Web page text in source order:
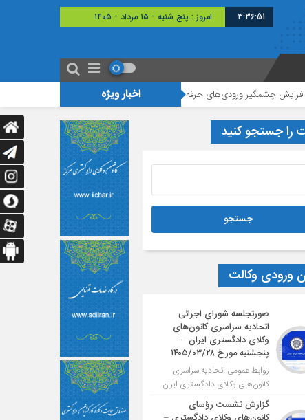
3:36:51 امروز : پنج شنبه - ۱۵ مرداد - ۱۴۰۵
اخبار ویژه
ورودی‌های حرفه وکالت، هدف طراحان قانون تسهیل محقق نشده است
را جستجو کنید
ورودی وکالت
صورتجلسه شورای اجرائی
اتحادیه سراسری کانون‌های
وکلای دادگستری ایران –
پنجشنبه مورخ ۱۴۰۵/۰۳/۲۸
روابط عمومی اتحادیه سراسری
کانون‌های وکلای دادگستری ایران
گزارش نشست رؤسای